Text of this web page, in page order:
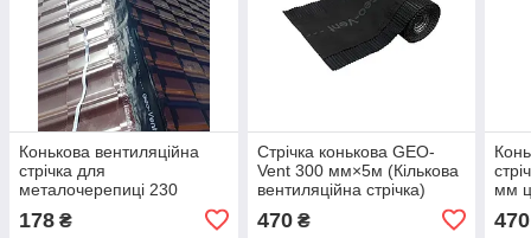
Конькова вентиляційна
стрічка для
металочерепиці 230
178 ₴
Стрічка конькова GEO-
Vent 300 мм×5м (Кількова
вентиляційна стрічка)
470₴
мм
470